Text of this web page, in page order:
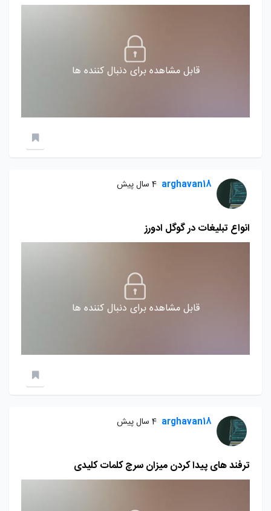
قابل مشاهده برای دنبال کننده ها
arghavan18 4 سال پیش
انواع تبلیغات در گوگل ادورز
قابل مشاهده برای دنبال کننده ها
arghavan18 4 سال پیش
ترفند های پیدا کردن میزان سرچ کلمات کلیدی